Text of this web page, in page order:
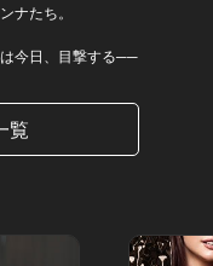
ナたち。
今日、目撃する──
覧